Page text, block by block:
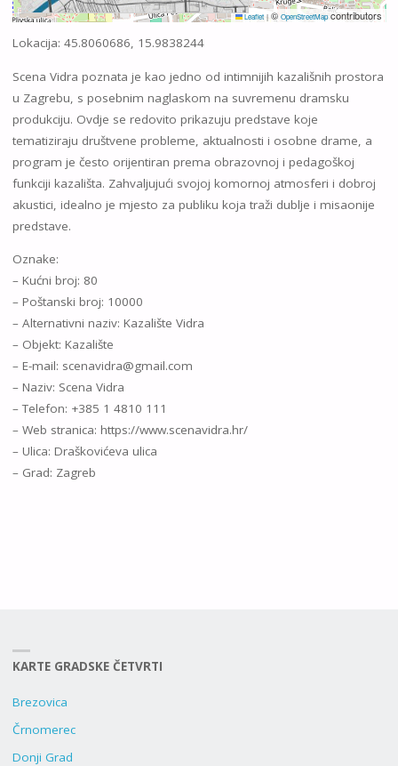
Leaflet |© OpenStreetMapcontributors
Lokacija: 45.8060686, 15.9838244
Scena Vidra poznata je kao jedno od intimnijih kazališnih prostora
u Zagrebu, s posebnim naglaskom na suvremenu dramsku
produkciju. Ovdje se redovito prikazuju predstave koje
tematiziraju društvene probleme, aktualnosti i osobne drame, a
program je često orijentiran prema obrazovnoj i pedagoškoj
funkciji kazališta. Zahvaljujući svojoj komornoj atmosferi i dobroj
akustici, idealno je mjesto za publiku koja traži dublje i misaonije
predstave.
Oznake:
– Kućni broj: 80
– Poštanski broj: 10000
– Alternativni naziv: Kazalište Vidra
– Objekt: Kazalište
– E-mail: scenavidra@gmail.com
– Naziv: Scena Vidra
– Telefon: +385 1 4810 111
– Web stranica: https://www.scenavidra.hr/
– Ulica: Draškovićeva ulica
– Grad: Zagreb
KARTE GRADSKE ČETVRTI
Brezovica
Črnomerec
Donji Grad